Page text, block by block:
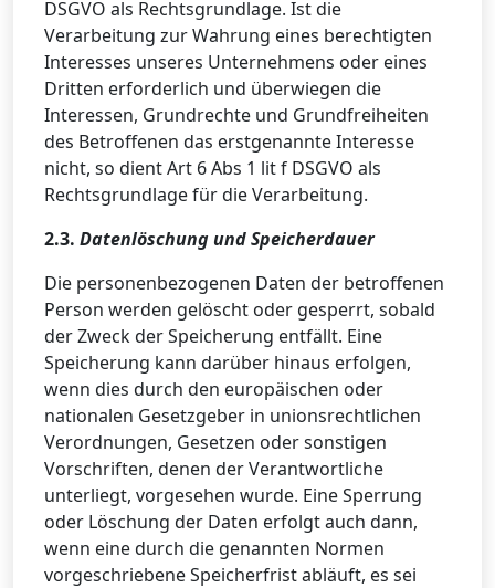
DSGVO als Rechtsgrundlage. Ist die
Verarbeitung zur Wahrung eines berechtigten
Interesses unseres Unternehmens oder eines
Dritten erforderlich und überwiegen die
Interessen, Grundrechte und Grundfreiheiten
des Betroffenen das erstgenannte Interesse
nicht, so dient Art 6 Abs 1 lit f DSGVO als
Rechtsgrundlage für die Verarbeitung.
2.3. Datenlöschung und Speicherdauer
Die personenbezogenen Daten der betroffenen
Person werden gelöscht oder gesperrt, sobald
der Zweck der Speicherung entfällt. Eine
Speicherung kann darüber hinaus erfolgen,
wenn dies durch den europäischen oder
nationalen Gesetzgeber in unionsrechtlichen
Verordnungen, Gesetzen oder sonstigen
Vorschriften, denen der Verantwortliche
unterliegt, vorgesehen wurde. Eine Sperrung
oder Löschung der Daten erfolgt auch dann,
wenn eine durch die genannten Normen
vorgeschriebene Speicherfrist abläuft, es sei